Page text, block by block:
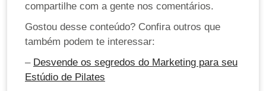
compartilhe com a gente nos comentários.
Gostou desse conteúdo? Confira outros que
também podem te interessar:
– Desvende os segredos do Marketing para seu
Estúdio de Pilates